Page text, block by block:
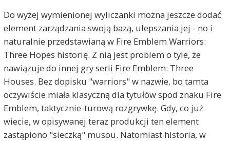
Do wyżej wymienionej wyliczanki można jeszcze dodać
element zarządzania swoją bazą, ulepszania jej - no i
naturalnie przedstawianą w Fire Emblem Warriors:
Three Hopes historię. Z nią jest problem o tyle, że
nawiązuje do innej gry serii Fire Emblem: Three
Houses. Bez dopisku "warriors" w nazwie, bo tamta
oczywiście miała klasyczną dla tytułów spod znaku Fire
Emblem, taktycznie-turową rozgrywkę. Gdy, co już
wiecie, w opisywanej teraz produkcji ten element
zastąpiono "sieczką" musou. Natomiast historia, w